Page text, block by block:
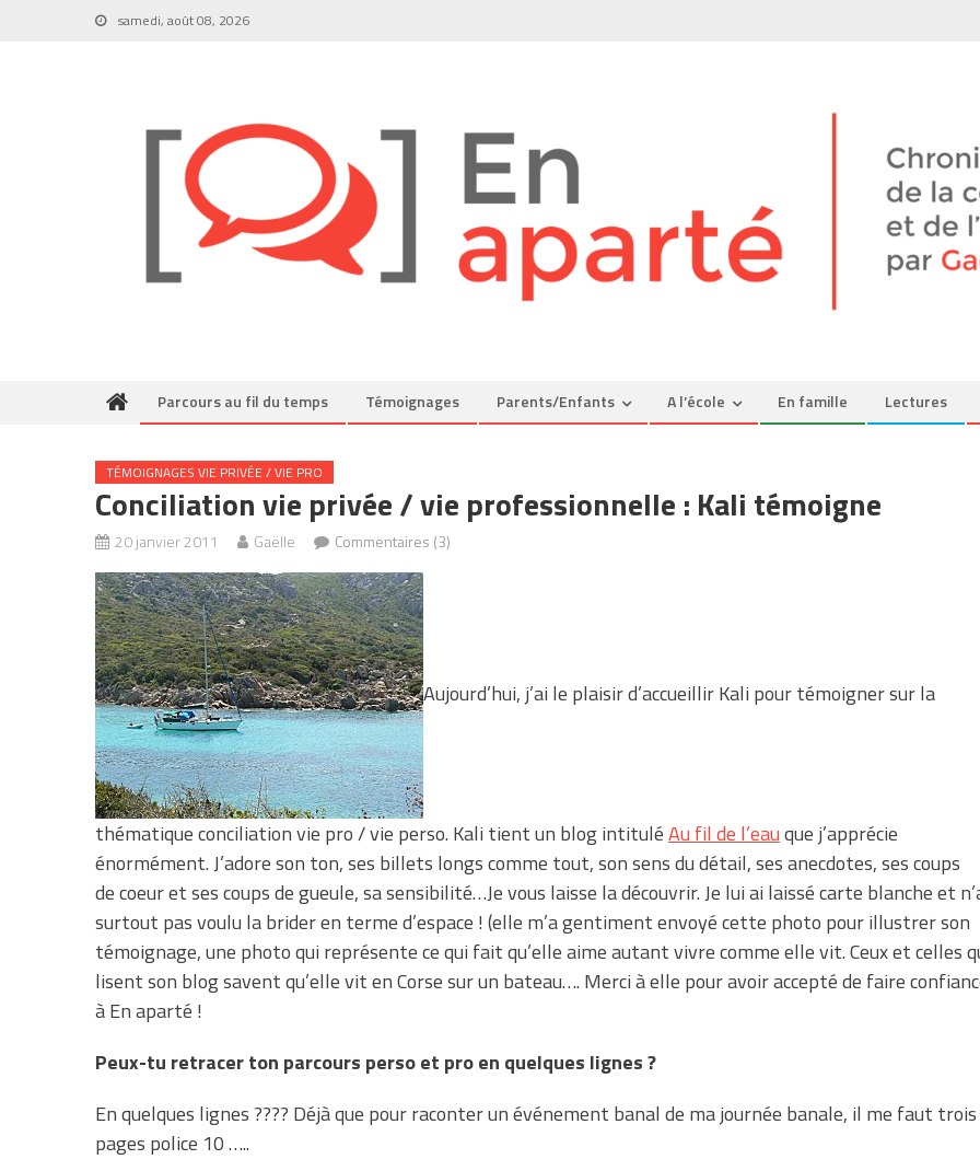
samedi, août 08, 2026
Parcours au fil du temps Témoignages Parents/Enfants A l’école En famille Lectures
TÉMOIGNAGES VIE PRIVÉE / VIE PRO
Conciliation vie privée / vie professionnelle : Kali témoigne
20 janvier 2011 Gaëlle Commentaires (3)
Aujourd’hui, j’ai le plaisir d’accueillir Kali pour témoigner sur la
thématique conciliation vie pro / vie perso. Kali tient un blog intituléAu fil de l’eauque j’apprécie
énormément. J’adore son ton, ses billets longs comme tout, son sens du détail, ses anecdotes, ses coups
de coeur et ses coups de gueule, sa sensibilité…Je vous laisse la découvrir. Je lui ai laissé carte blanche et
surtout pas voulu la brider en terme d’espace ! (elle m’a gentiment envoyé cette photo pour illustrer son
témoignage, une photo qui représente ce qui fait qu’elle aime autant vivre comme elle vit. Ceux et celles
lisent son blog savent qu’elle vit en Corse sur un bateau…. Merci à elle pour avoir accepté de faire
à En aparté !
Peux-tu retracer ton parcours perso et pro en quelques lignes ?
En quelques lignes ???? Déjà que pour raconter un événement banal de ma journée banale, il me faut trois
pages police 10 …..